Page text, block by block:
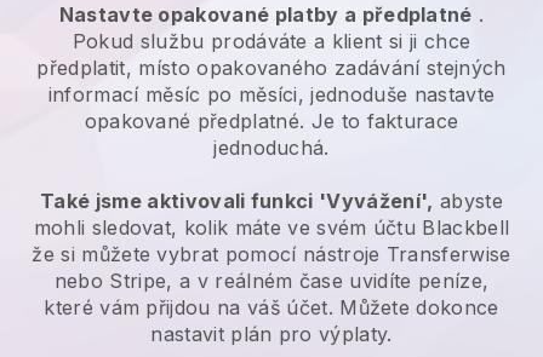
Nastavte opakované platby a předplatné .
Pokud službu prodáváte a klient si ji chce
předplatit, místo opakovaného zadávání stejných
informací měsíc po měsíci, jednoduše nastavte
opakované předplatné. Je to fakturace
jednoduchá.
Také jsme aktivovali funkci 'Vyvážení', abyste
mohli sledovat, kolik máte ve svém účtu Blackbell
že si můžete vybrat pomocí nástroje Transferwise
nebo Stripe, a v reálném čase uvidíte peníze,
které vám přijdou na váš účet. Můžete dokonce
nastavit plán pro výplaty.